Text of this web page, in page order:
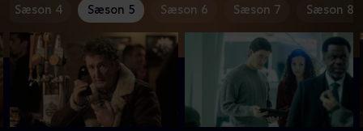
Sæson 4 Sæson 5 Sæson 6 Sæson 7 Sæson 8